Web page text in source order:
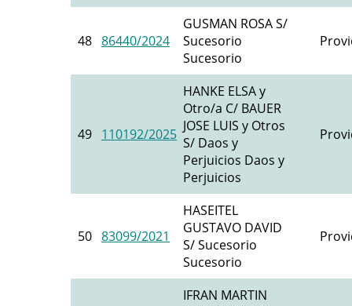
48 86440/2024
GUSMAN ROSA S/
Sucesorio
Sucesorio
49 110192/2025
HANKE ELSA y
Otro/a C/ BAUER
JOSE LUIS y Otros
S/ Daos y
Perjuicios Daos y
Perjuicios
50 83099/2021
HASEITEL
GUSTAVO DAVID
S/ Sucesorio
Sucesorio
IFRAN MARTIN